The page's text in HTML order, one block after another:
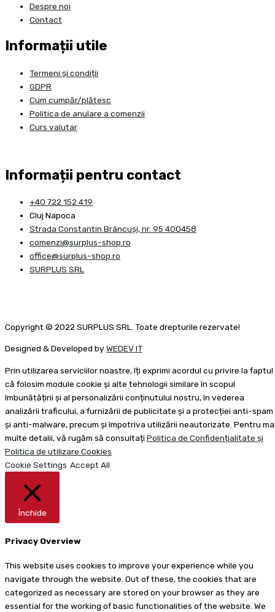
Despre noi
Contact
Informații utile
Termeni și condiții
GDPR
Cum cumpăr/plătesc
Politica de anulare a comenzii
Curs valutar
Informații pentru contact
+40 722 152 419
Cluj Napoca
Strada Constantin Brâncuşi, nr. 95 400458
comenzi@surplus-shop.ro
office@surplus-shop.ro
SURPLUS SRL
Copyright © 2022 SURPLUS SRL. Toate drepturile rezervate!
Designed & Developed by WEDEV IT
Prin utilizarea serviciilor noastre, îți exprimi acordul cu privire la faptul
că folosim module cookie și alte tehnologii similare în scopul
îmbunătățirii și al personalizării conținutului nostru, în vederea
analizării traficului, a furnizării de publicitate și a protecției anti-spam
și anti-malware, precum și împotriva utilizării neautorizate. Pentru
multe detalii, vă rugăm să consultați Politica de Confidențialitate și
Politica de utilizare Cookies
Cookie Settings Accept All
Închide
Privacy Overview
This website uses cookies to improve your experience while you
navigate through the website. Out of these, the cookies that are
categorized as necessary are stored on your browser as they are
essential for the working of basic functionalities of the website. We